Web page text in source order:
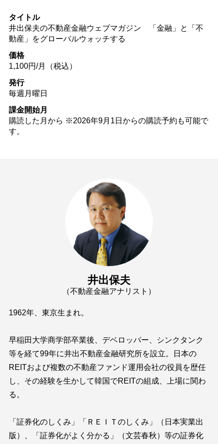
タイトル
井出保夫の不動産金融ウェブマガジン 「金融」と「不
動産」をグローバルウォッチする
価格
1,100円/月（税込）
発行
毎週月曜日
課金開始月
購読した月から ※2026年9月1日からの購読予約も可能で
す。
井出保夫
（不動産金融アナリスト）
1962年、東京生まれ。
早稲田大学商学部卒業後、デベロッパー、シンクタンク
等を経て99年に井出不動産金融研究所を設立。日本の
REITおよび複数の不動産ファンド運用会社の役員を歴任
し、その経験を生かして韓国でREITの組成、上場に関わ
る。
「証券化のしくみ」「ＲＥＩＴのしくみ」（日本実業出
版）、「証券化がよく分かる」（文芸春秋）等の証券化